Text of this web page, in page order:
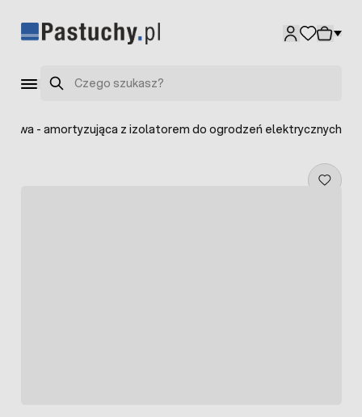
Szukaj
- amortyzująca z izolatorem do ogrodzeń elektrycznych